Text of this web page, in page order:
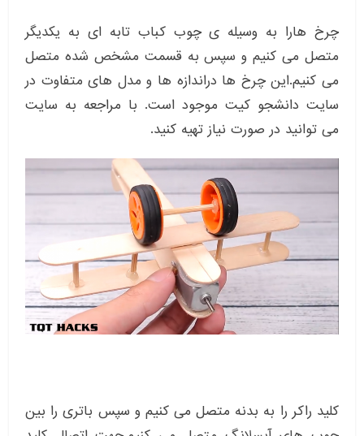
چرخ هارا به وسیله ی چوب کباب تابه ای به یکدیگر
متصل می کنیم و سپس به قسمت مشخص شده متصل
می کنیم.این چرخ ها دراندازه ها و مدل های متفاوت در
سایت دانشجو کیت موجود است. با مراجعه به سایت
می توانید در صورت نیاز تهیه کنید.
کلید راکر را به بدنه متصل می کنیم و سپس باتری را بین